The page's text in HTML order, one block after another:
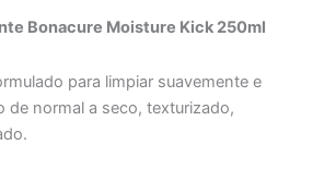
Bonacure Moisture Kick 250ml
para limpiar suavemente e
de normal a seco, texturizado,